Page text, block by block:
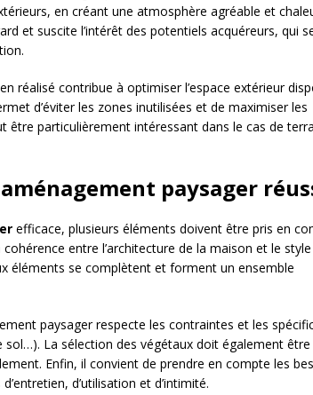
en créant une atmosphère agréable et
et suscite l’intérêt des potentiels acquéreurs, qui
réalisé contribue à optimiser l’espace extérieur
d’éviter les zones inutilisées et de maximiser les
être particulièrement intéressant dans le cas de
paysager
efficace, plusieurs éléments doivent être pris en
entre l’architecture de la maison et le
éléments se complètent et forment un ensemble
paysager respecte les contraintes et les
La sélection des végétaux doit également
Enfin, il convient de prendre en compte les
d’utilisation et d’intimité.